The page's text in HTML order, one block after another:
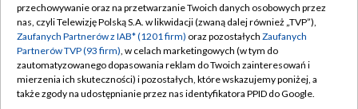
Abonament TVP
Emisja w TVP
Centrum informacji TVP
Naziemna Telewizja Cyfrowa
Regulamin TVP
Polityka prywatności
Moje zgody
Pomoc
przechowywanie oraz na przetwarzanie Twoich danych osobowych przez
nas, czyli Telewizję Polską S.A. w likwidacji (zwaną dalej również „TVP”),
Zaufanych Partnerów z IAB* (1201 firm) oraz pozostałych Zaufanych
Partnerów TVP (93 firm), w celach marketingowych (w tym do
zautomatyzowanego dopasowania reklam do Twoich zainteresowań i
mierzenia ich skuteczności) i pozostałych, które wskazujemy poniżej, a
także zgody na udostępnianie przez nas identyfikatora PPID do Google.